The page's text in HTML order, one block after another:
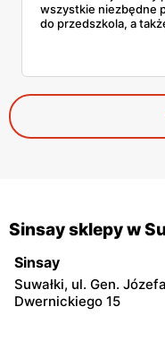
wszystkie niezbędne
do przedszkola, a
Sinsay sklepy w
Sinsay
Suwałki, ul. Gen. Józefa
Dwernickiego 15